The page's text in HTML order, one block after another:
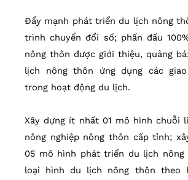
Đẩy mạnh phát triển du lịch nông
trình chuyển đổi số; phấn đấu
nông thôn được giới thiệu, quảng
lịch nông thôn ứng dụng các
trong hoạt động du lịch.
Xây dựng ít nhất 01 mô hình chuỗi
nông nghiệp nông thôn cấp tỉnh;
05 mô hình phát triển du lịch nông
loại hình du lịch nông thôn theo